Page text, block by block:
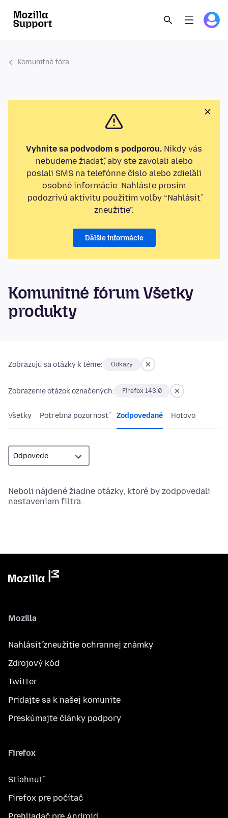
Komunitné fóra
Vyhnite sa podvodom s podporou. Nikdy vás
nebudeme žiadať, aby ste zavolali alebo
poslali SMS na telefónne číslo alebo zdieľali
osobné informácie. Nahláste prosím
podozrivú aktivitu použitím voľby “Nahlásiť
zneužitie”.
Ďalšie informácie
Komunitné fórum Všetky
produkty
Zobrazujú sa otázky k téme: Odkazy
Zobrazenie otázok označených: Firefox 143.0
Všetky Potrebná pozornosť Zodpovedané Hotovo
Neboli nájdené žiadne otázky, ktoré by zodpovedali
nastaveniam filtra.
Mozilla
Nahlásiť zneužitie ochrannej známky
Zdrojový kód
Twitter
Pridajte sa k našej komunite
Preskúmajte články podpory
Firefox
Stiahnuť
Firefox pre počítač